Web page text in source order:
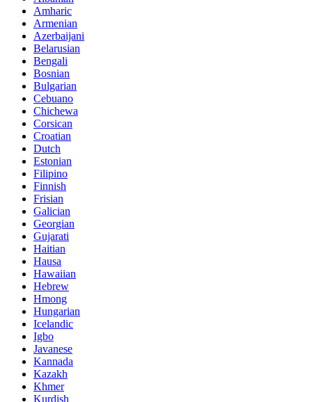
Amharic
Armenian
Azerbaijani
Belarusian
Bengali
Bosnian
Bulgarian
Cebuano
Chichewa
Corsican
Croatian
Dutch
Estonian
Filipino
Finnish
Frisian
Galician
Georgian
Gujarati
Haitian
Hausa
Hawaiian
Hebrew
Hmong
Hungarian
Icelandic
Igbo
Javanese
Kannada
Kazakh
Khmer
Kurdish